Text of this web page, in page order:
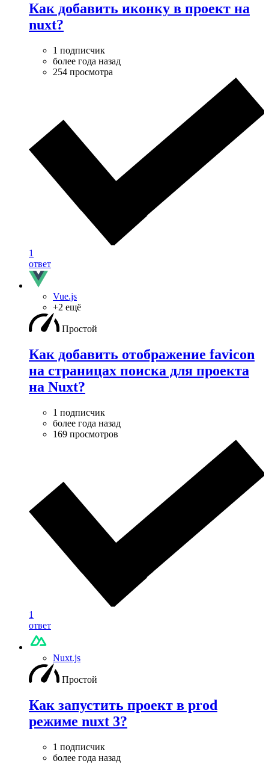
Как добавить иконку в проект на
nuxt?
1 подписчик
более года назад
254 просмотра
1
ответ
Vue.js
+2 ещё
Простой
Как добавить отображение favicon
на страницах поиска для проекта
на Nuxt?
1 подписчик
более года назад
169 просмотров
1
ответ
Nuxt.js
Простой
Как запустить проект в prod
режиме nuxt 3?
1 подписчик
более года назад